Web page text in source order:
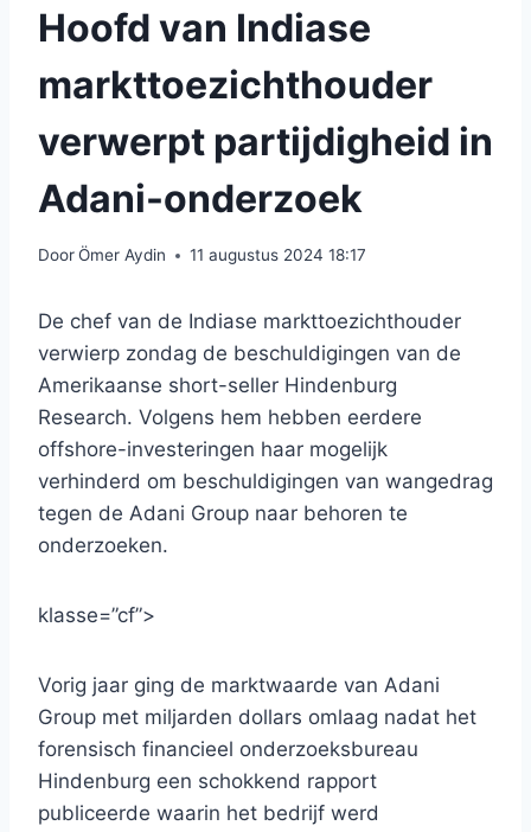
Hoofd van Indiase
markttoezichthouder
verwerpt partijdigheid in
Adani-onderzoek
DoorÖmer Aydin 11 augustus 2024 18:17
De chef van de Indiase markttoezichthouder
verwierp zondag de beschuldigingen van de
Amerikaanse short-seller Hindenburg
Research. Volgens hem hebben eerdere
offshore-investeringen haar mogelijk
verhinderd om beschuldigingen van wangedrag
tegen de Adani Group naar behoren te
onderzoeken.
klasse=”cf”>
Vorig jaar ging de marktwaarde van Adani
Group met miljarden dollars omlaag nadat het
forensisch financieel onderzoeksbureau
Hindenburg een schokkend rapport
publiceerde waarin het bedrijf werd